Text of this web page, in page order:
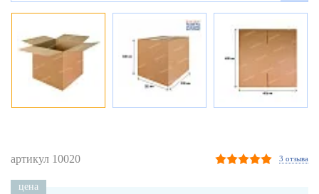
артикул 10020 3 отзыва
цена